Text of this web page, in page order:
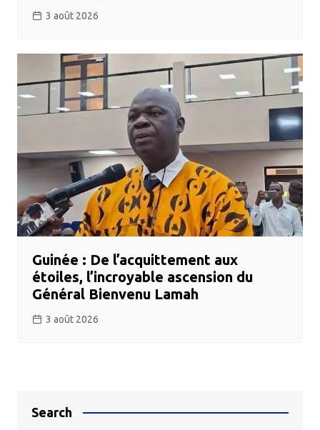
3 août 2026
Guinée : De l’acquittement aux
étoiles, l’incroyable ascension du
Général Bienvenu Lamah
3 août 2026
Search